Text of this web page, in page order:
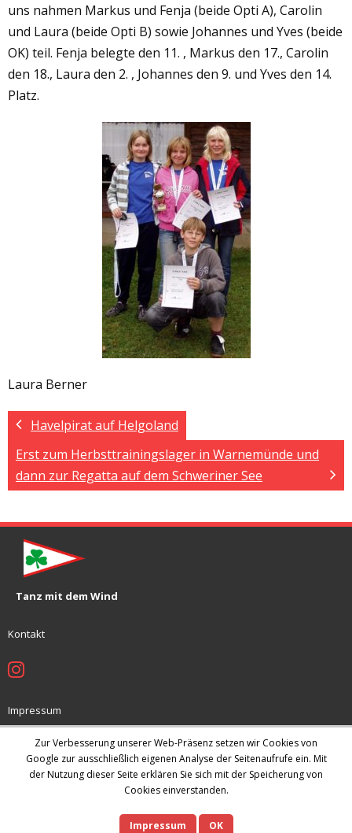
uns nahmen Markus und Fenja (beide Opti A), Carolin
und Laura (beide Opti B) sowie Johannes und Yves (beide
OK) teil. Fenja belegte den 11. , Markus den 17., Carolin
den 18., Laura den 2. , Johannes den 9. und Yves den 14.
Platz.
Laura Berner
Havelpirat auf Helgoland
Erst zum Herbsttrainingslager in Warnemünde und
dann zur Regatta auf dem Schweriner See
Tanz mit dem Wind
Kontakt
Impressum
Jugendschutzkonzept
Datenschutz
Archiv
Zur Verbesserung unserer Web-Präsenz setzen wir Cookies von
Google zur ausschließlich eigenen Analyse der Seitenaufrufe ein. Mit
der Nutzung dieser Seite erklären Sie sich mit der Speicherung von
Cookies einverstanden.
Impressum OK